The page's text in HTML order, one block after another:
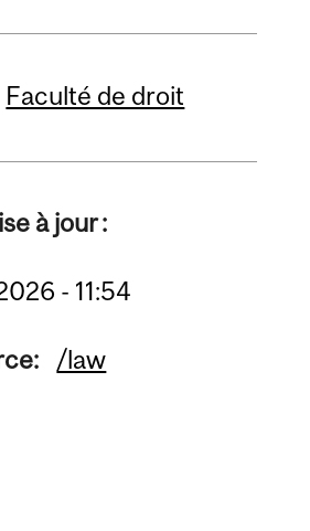
Faculté de droit
à jour :
- 11:54
/law